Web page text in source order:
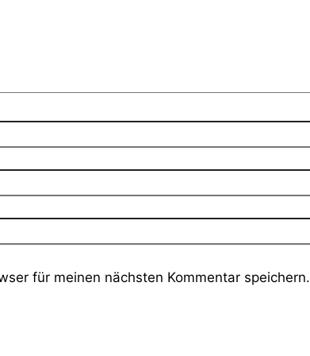
für meinen nächsten Kommentar speichern.